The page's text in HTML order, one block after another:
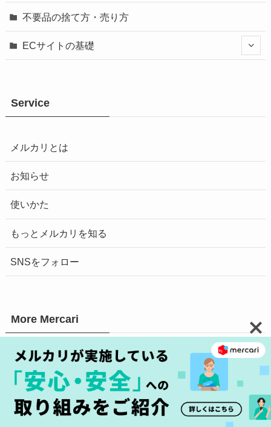
不要品の捨て方・売り方
ECサイトの基礎
Service
メルカリとは
お知らせ
使いかた
もっとメルカリを知る
SNSをフォロー
More Mercari
メルカリガイド
メルカリマガジン